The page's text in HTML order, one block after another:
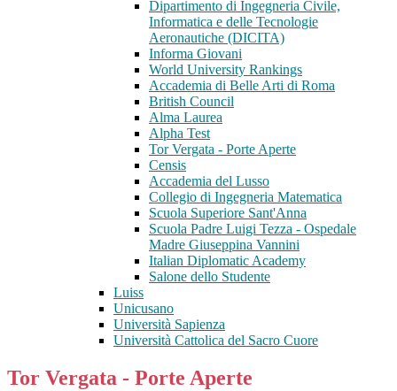
Dipartimento di Ingegneria Civile,
Informatica e delle Tecnologie
Aeronautiche (DICITA)
Informa Giovani
World University Rankings
Accademia di Belle Arti di Roma
British Council
Alma Laurea
Alpha Test
Tor Vergata - Porte Aperte
Censis
Accademia del Lusso
Collegio di Ingegneria Matematica
Scuola Superiore Sant'Anna
Scuola Padre Luigi Tezza - Ospedale
Madre Giuseppina Vannini
Italian Diplomatic Academy
Salone dello Studente
Luiss
Unicusano
Università Sapienza
Università Cattolica del Sacro Cuore
Tor Vergata - Porte Aperte